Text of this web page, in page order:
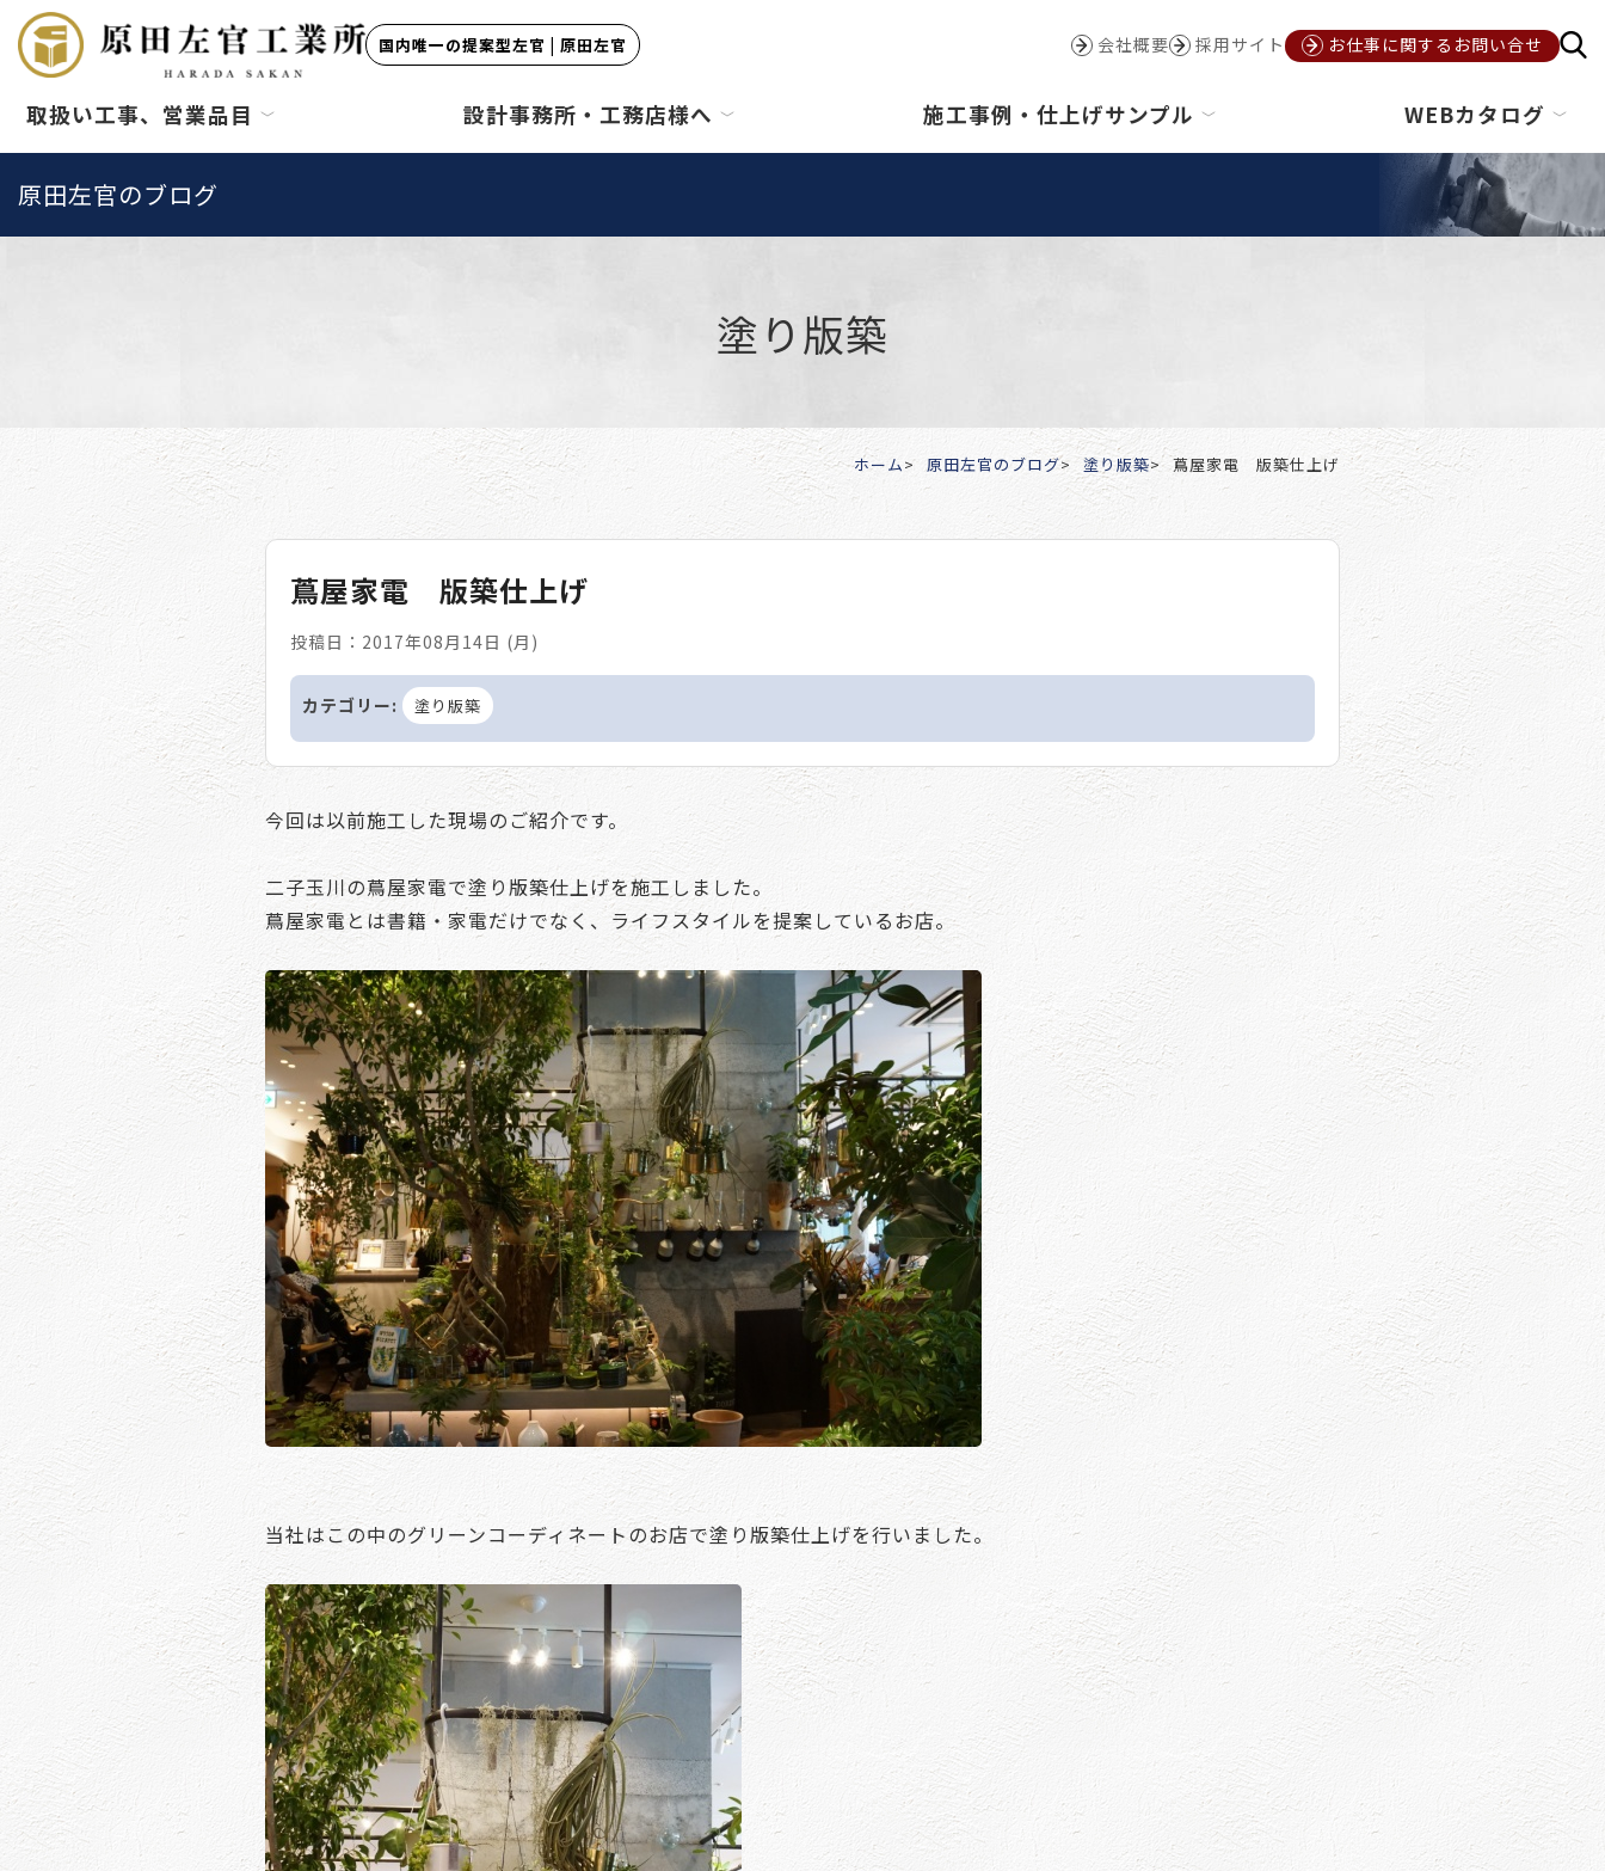
国内唯一の提案型左官 | 原田左官 会社概要 採用サイト お仕事に関するお問い合せ
取扱い工事、営業品目 設計事務所・工務店様へ 施工事例・仕上げサンプル WEBカタログ
原田左官のブログ
塗り版築
ホーム 原田左官のブログ 塗り版築 蔦屋家電 版築仕上げ
蔦屋家電 版築仕上げ
投稿日：2017年08月14日 (月)
カテゴリー: 塗り版築
今回は以前施工した現場のご紹介です。
二子玉川の蔦屋家電で塗り版築仕上げを施工しました。
蔦屋家電とは書籍・家電だけでなく、ライフスタイルを提案しているお店。
当社はこの中のグリーンコーディネートのお店で塗り版築仕上げを行いました。